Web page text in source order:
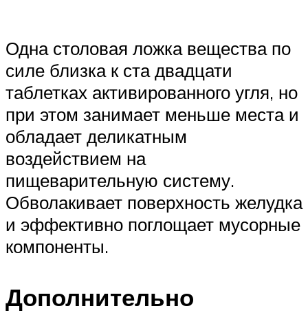
Одна столовая ложка вещества по
силе близка к ста двадцати
таблетках активированного угля, но
при этом занимает меньше места и
обладает деликатным
воздействием на
пищеварительную систему.
Обволакивает поверхность желудка
и эффективно поглощает мусорные
компоненты.
Дополнительно